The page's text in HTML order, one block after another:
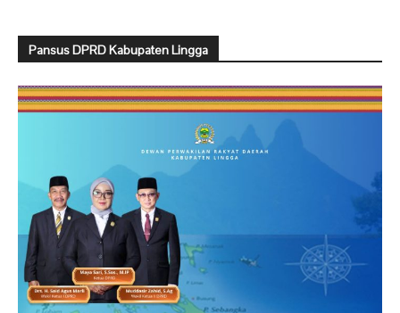
Pansus DPRD Kabupaten Lingga